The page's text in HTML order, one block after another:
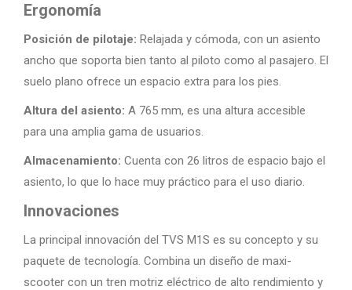
Ergonomía
Posición de pilotaje: Relajada y cómoda, con un asiento
ancho que soporta bien tanto al piloto como al pasajero. El
suelo plano ofrece un espacio extra para los pies.
Altura del asiento: A 765 mm, es una altura accesible
para una amplia gama de usuarios.
Almacenamiento: Cuenta con 26 litros de espacio bajo el
asiento, lo que lo hace muy práctico para el uso diario.
Innovaciones
La principal innovación del TVS M1S es su concepto y su
paquete de tecnología. Combina un diseño de maxi-
scooter con un tren motriz eléctrico de alto rendimiento y